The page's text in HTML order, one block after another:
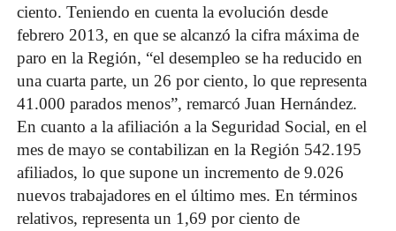
ciento. Teniendo en cuenta la evolución desde
febrero 2013, en que se alcanzó la cifra máxima de
paro en la Región, “el desempleo se ha reducido en
una cuarta parte, un 26 por ciento, lo que representa
41.000 parados menos”, remarcó Juan Hernández.
En cuanto a la afiliación a la Seguridad Social, en el
mes de mayo se contabilizan en la Región 542.195
afiliados, lo que supone un incremento de 9.026
nuevos trabajadores en el último mes. En términos
relativos, representa un 1,69 por ciento de